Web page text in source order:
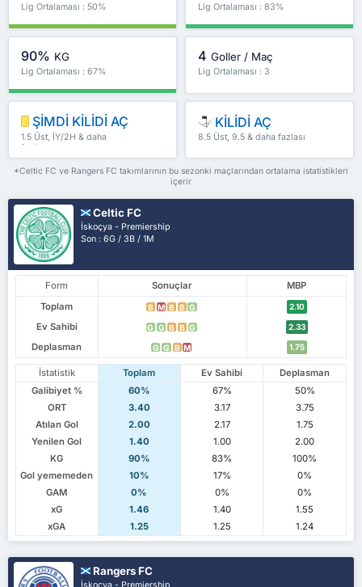
Lig Ortalaması : 50% Lig Ortalaması : 83%
90% KG
Lig Ortalaması : 67%
4 Goller / Maç
Lig Ortalaması : 3
ŞİMDİ KİLİDİ AÇ
1.5 Üst, İY/2H & daha
fazlası
KİLİDİ AÇ
8.5 Üst, 9.5 & daha fazlası
*Celtic FC ve Rangers FC takımlarının bu sezonki maçlarından ortalama istatistikleri
içerir
Celtic FC
İskoçya - Premiership
Son : 6G / 3B / 1M
Form Sonuçlar
MBP
Toplam
B M B B G 2.10
Ev Sahibi G G B B G 2.33
Deplasman G G B M 1.75
İstatistik Toplam Ev Sahibi
Deplasman
Galibiyet %
60% 67%
50%
ORT
3.40 3.17
3.75
Atılan Gol
2.00 2.17
1.75
Yenilen Gol
1.40 1.00
2.00
KG
90% 83%
100%
Gol yememeden
10% 17%
0%
GAM
0% 0%
0%
xG
1.46 1.40
1.55
xGA
1.25 1.25 1.24
Rangers FC
İskoçya - Premiership